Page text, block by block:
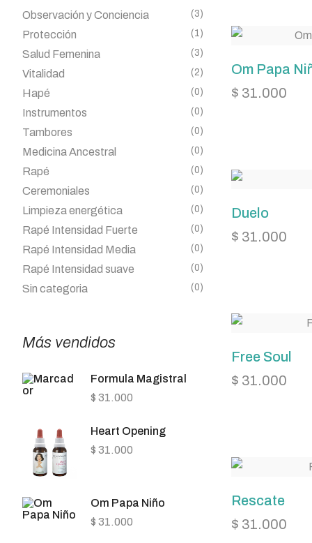
Observación y Conciencia (3)
Protección (1)
Salud Femenina (3)
Vitalidad (2)
Hapé (0)
Instrumentos (0)
Tambores (0)
Medicina Ancestral (0)
Rapé (0)
Ceremoniales (0)
Limpieza energética (0)
Rapé Intensidad Fuerte (0)
Rapé Intensidad Media (0)
Rapé Intensidad suave (0)
Sin categoria (0)
Más vendidos
Formula Magistral
$ 31.000
Heart Opening
$ 31.000
Om Papa Niño
$ 31.000
Om Papa
$ 31.000
Duelo
$ 31.000
Free Soul
$ 31.000
Rescate
$ 31.000